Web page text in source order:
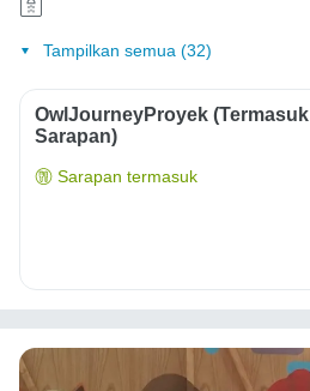
Tampilkan semua (32)
OwlJourneyProyek (Termasuk
Sarapan)
Sarapan termasuk